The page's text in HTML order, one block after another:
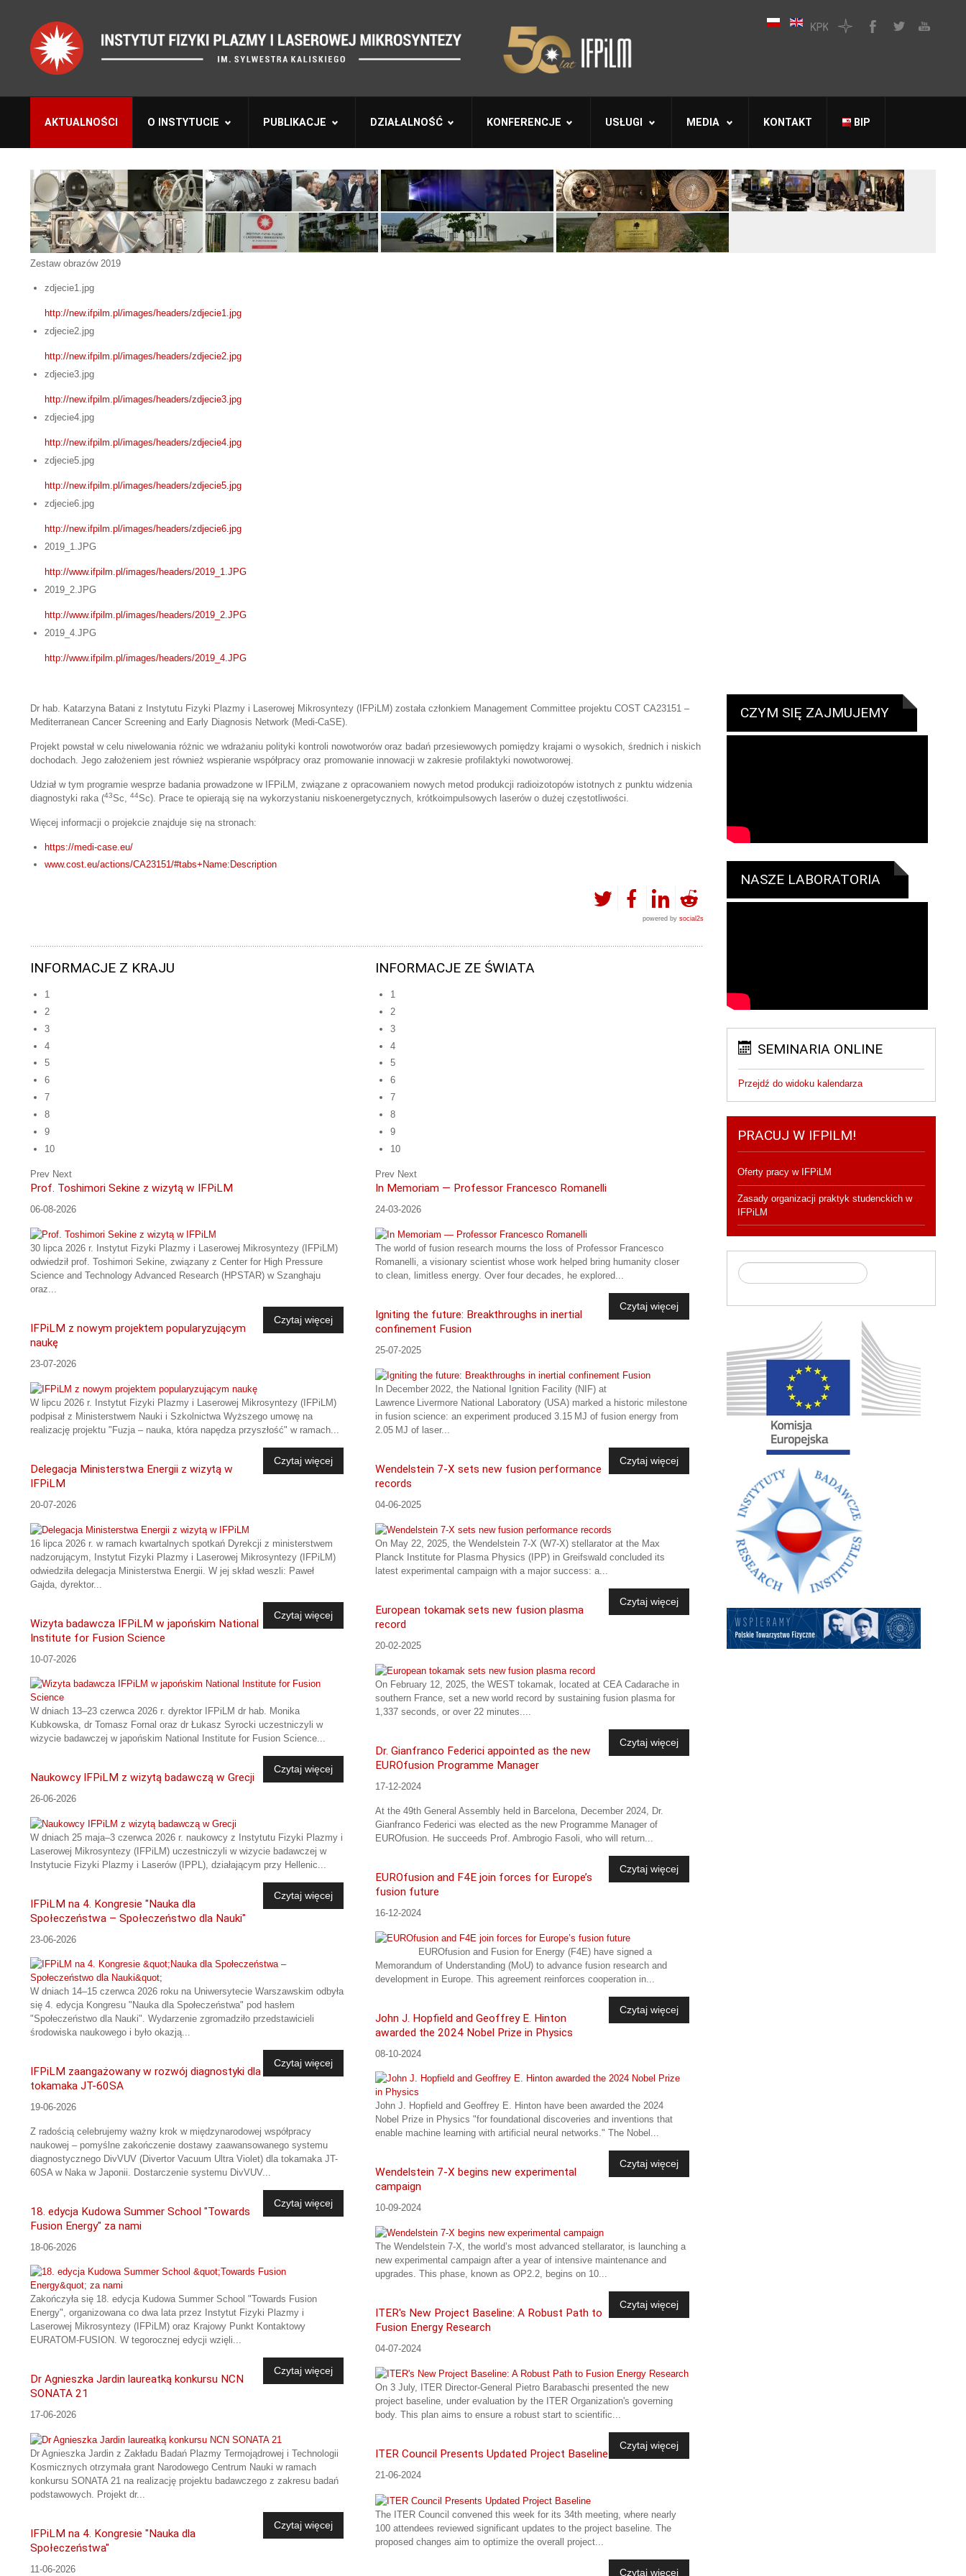
AKTUALNOŚCI O INSTYTUCIE PUBLIKACJE DZIAŁALNOŚĆ KONFERENCJE USŁUGI MEDIA KONTAKT BIP
Zestaw obrazów 2019
zdjecie1.jpg
http://new.ifpilm.pl/images/headers/zdjecie1.jpg
zdjecie2.jpg
http://new.ifpilm.pl/images/headers/zdjecie2.jpg
zdjecie3.jpg
http://new.ifpilm.pl/images/headers/zdjecie3.jpg
zdjecie4.jpg
http://new.ifpilm.pl/images/headers/zdjecie4.jpg
zdjecie5.jpg
http://new.ifpilm.pl/images/headers/zdjecie5.jpg
zdjecie6.jpg
http://new.ifpilm.pl/images/headers/zdjecie6.jpg
2019_1.JPG
http://www.ifpilm.pl/images/headers/2019_1.JPG
2019_2.JPG
http://www.ifpilm.pl/images/headers/2019_2.JPG
2019_4.JPG
http://www.ifpilm.pl/images/headers/2019_4.JPG
Dr hab. Katarzyna Batani z Instytutu Fizyki Plazmy i Laserowej Mikrosyntezy (IFPiLM) została członkiem Management Committee projektu COST CA23151 –
Mediterranean Cancer Screening and Early Diagnosis Network (Medi-CaSE).
Projekt powstał w celu niwelowania różnic we wdrażaniu polityki kontroli nowotworów oraz badań przesiewowych pomiędzy krajami o wysokich, średnich i niskich
dochodach. Jego założeniem jest również wspieranie współpracy oraz promowanie innowacji w zakresie profilaktyki nowotworowej.
Udział w tym programie wesprze badania prowadzone w IFPiLM, związane z opracowaniem nowych metod produkcji radioizotopów istotnych z punktu widzenia
diagnostyki raka (43Sc, 44Sc). Prace te opierają się na wykorzystaniu niskoenergetycznych, krótkoimpulsowych laserów o dużej częstotliwości.
Więcej informacji o projekcie znajduje się na stronach:
https://medi-case.eu/
www.cost.eu/actions/CA23151/#tabs+Name:Description
powered by social2s
INFORMACJE Z KRAJU
1
2
3
4
5
6
7
8
9
10
Prev Next
Prof. Toshimori Sekine z wizytą w IFPiLM
06-08-2026
30 lipca 2026 r. Instytut Fizyki Plazmy i Laserowej Mikrosyntezy (IFPiLM)
odwiedził prof. Toshimori Sekine, związany z Center for High Pressure
Science and Technology Advanced Research (HPSTAR) w Szanghaju
oraz...
Czytaj więcej
IFPiLM z nowym projektem popularyzującym
naukę
23-07-2026
W lipcu 2026 r. Instytut Fizyki Plazmy i Laserowej Mikrosyntezy (IFPiLM)
podpisał z Ministerstwem Nauki i Szkolnictwa Wyższego umowę na
realizację projektu "Fuzja – nauka, która napędza przyszłość" w ramach...
Czytaj więcej
Delegacja Ministerstwa Energii z wizytą w
IFPiLM
20-07-2026
16 lipca 2026 r. w ramach kwartalnych spotkań Dyrekcji z ministerstwem
nadzorującym, Instytut Fizyki Plazmy i Laserowej Mikrosyntezy (IFPiLM)
odwiedziła delegacja Ministerstwa Energii. W jej skład weszli: Paweł
Gajda, dyrektor...
Czytaj więcej
Wizyta badawcza IFPiLM w japońskim National
Institute for Fusion Science
10-07-2026
W dniach 13–23 czerwca 2026 r. dyrektor IFPiLM dr hab. Monika
Kubkowska, dr Tomasz Fornal oraz dr Łukasz Syrocki uczestniczyli w
wizycie badawczej w japońskim National Institute for Fusion Science...
Czytaj więcej
Naukowcy IFPiLM z wizytą badawczą w Grecji
26-06-2026
W dniach 25 maja–3 czerwca 2026 r. naukowcy z Instytutu Fizyki Plazmy i
Laserowej Mikrosyntezy (IFPiLM) uczestniczyli w wizycie badawczej w
Instytucie Fizyki Plazmy i Laserów (IPPL), działającym przy Hellenic...
Czytaj więcej
IFPiLM na 4. Kongresie "Nauka dla
Społeczeństwa – Społeczeństwo dla Nauki"
23-06-2026
W dniach 14–15 czerwca 2026 roku na Uniwersytecie Warszawskim odbyła
się 4. edycja Kongresu "Nauka dla Społeczeństwa" pod hasłem
"Społeczeństwo dla Nauki". Wydarzenie zgromadziło przedstawicieli
środowiska naukowego i było okazją...
Czytaj więcej
IFPiLM zaangażowany w rozwój diagnostyki dla
tokamaka JT-60SA
19-06-2026
Z radością celebrujemy ważny krok w międzynarodowej współpracy
naukowej – pomyślne zakończenie dostawy zaawansowanego systemu
diagnostycznego DivVUV (Divertor Vacuum Ultra Violet) dla tokamaka JT-
60SA w Naka w Japonii. Dostarczenie systemu DivVUV...
Czytaj więcej
18. edycja Kudowa Summer School "Towards
Fusion Energy" za nami
18-06-2026
Zakończyła się 18. edycja Kudowa Summer School "Towards Fusion
Energy", organizowana co dwa lata przez Instytut Fizyki Plazmy i
Laserowej Mikrosyntezy (IFPiLM) oraz Krajowy Punkt Kontaktowy
EURATOM-FUSION. W tegorocznej edycji wzięli...
Czytaj więcej
Dr Agnieszka Jardin laureatką konkursu NCN
SONATA 21
17-06-2026
Dr Agnieszka Jardin z Zakładu Badań Plazmy Termojądrowej i Technologii
Kosmicznych otrzymała grant Narodowego Centrum Nauki w ramach
konkursu SONATA 21 na realizację projektu badawczego z zakresu badań
podstawowych. Projekt dr...
Czytaj więcej
IFPiLM na 4. Kongresie "Nauka dla
Społeczeństwa"
11-06-2026
INFORMACJE ZE ŚWIATA
1
2
3
4
5
6
7
8
9
10
Prev Next
In Memoriam — Professor Francesco Romanelli
24-03-2026
The world of fusion research mourns the loss of Professor Francesco
Romanelli, a visionary scientist whose work helped bring humanity closer
to clean, limitless energy. Over four decades, he explored...
Czytaj więcej
Igniting the future: Breakthroughs in inertial
confinement Fusion
25-07-2025
In December 2022, the National Ignition Facility (NIF) at
Lawrence Livermore National Laboratory (USA) marked a historic milestone
in fusion science: an experiment produced 3.15 MJ of fusion energy from
2.05 MJ of laser...
Czytaj więcej
Wendelstein 7-X sets new fusion performance
records
04-06-2025
On May 22, 2025, the Wendelstein 7-X (W7-X) stellarator at the Max
Planck Institute for Plasma Physics (IPP) in Greifswald concluded its
latest experimental campaign with a major success: a...
Czytaj więcej
European tokamak sets new fusion plasma
record
20-02-2025
On February 12, 2025, the WEST tokamak, located at CEA Cadarache in
southern France, set a new world record by sustaining fusion plasma for
1,337 seconds, or over 22 minutes....
Czytaj więcej
Dr. Gianfranco Federici appointed as the new
EUROfusion Programme Manager
17-12-2024
At the 49th General Assembly held in Barcelona, December 2024, Dr.
Gianfranco Federici was elected as the new Programme Manager of
EUROfusion. He succeeds Prof. Ambrogio Fasoli, who will return...
Czytaj więcej
EUROfusion and F4E join forces for Europe’s
fusion future
16-12-2024
EUROfusion and Fusion for Energy (F4E) have signed a
Memorandum of Understanding (MoU) to advance fusion research and
development in Europe. This agreement reinforces cooperation in...
Czytaj więcej
John J. Hopfield and Geoffrey E. Hinton
awarded the 2024 Nobel Prize in Physics
08-10-2024
John J. Hopfield and Geoffrey E. Hinton have been awarded the 2024
Nobel Prize in Physics "for foundational discoveries and inventions that
enable machine learning with artificial neural networks." The Nobel...
Czytaj więcej
Wendelstein 7-X begins new experimental
campaign
10-09-2024
The Wendelstein 7-X, the world’s most advanced stellarator, is launching a
new experimental campaign after a year of intensive maintenance and
upgrades. This phase, known as OP2.2, begins on 10...
Czytaj więcej
ITER's New Project Baseline: A Robust Path to
Fusion Energy Research
04-07-2024
On 3 July, ITER Director-General Pietro Barabaschi presented the new
project baseline, under evaluation by the ITER Organization's governing
body. This plan aims to ensure a robust start to scientific...
Czytaj więcej
ITER Council Presents Updated Project Baseline
21-06-2024
The ITER Council convened this week for its 34th meeting, where nearly
100 attendees reviewed significant updates to the project baseline. The
proposed changes aim to optimize the overall project...
Czytaj więcej
CZYM SIĘ ZAJMUJEMY
NASZE LABORATORIA
SEMINARIA ONLINE
Przejdź do widoku kalendarza
PRACUJ W IFPILM!
Oferty pracy w IFPiLM
Zasady organizacji praktyk studenckich w
IFPiLM